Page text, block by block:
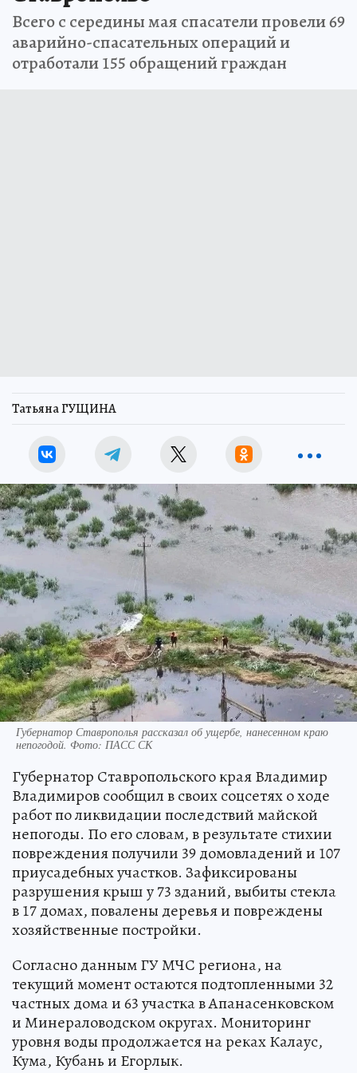
Всего с середины мая спасатели провели 69
аварийно-спасательных операций и
отработали 155 обращений граждан
Татьяна ГУЩИНА
Губернатор Ставрополья рассказал об ущербе, нанесенном краю
непогодой. Фото: ПАСС СК
Губернатор Ставропольского края Владимир
Владимиров сообщил в своих соцсетях о ходе
работ по ликвидации последствий майской
непогоды. По его словам, в результате стихии
повреждения получили 39 домовладений и 107
приусадебных участков. Зафиксированы
разрушения крыш у 73 зданий, выбиты стекла
в 17 домах, повалены деревья и повреждены
хозяйственные постройки.
Согласно данным ГУ МЧС региона, на
текущий момент остаются подтопленными 32
частных дома и 63 участка в Апанасенковском
и Минераловодском округах. Мониторинг
уровня воды продолжается на реках Калаус,
Кума, Кубань и Егорлык.